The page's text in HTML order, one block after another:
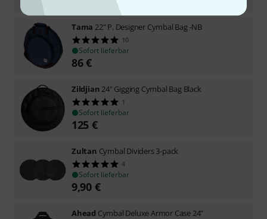
Tama 22" P. Designer Cymbal Bag -NB
10
Sofort lieferbar
86€
Zildjian 24" Gigging Cymbal Bag Black
1
Sofort lieferbar
125 €
Zultan Cymbal Dividers 3-pack
4
Sofort lieferbar
9,90 €
Ahead Cymbal Deluxe Armor Case 24"